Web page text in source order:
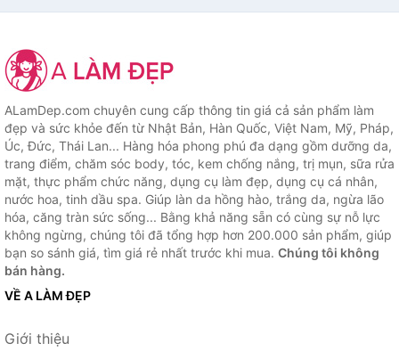
ALamDep.com chuyên cung cấp thông tin giá cả sản phẩm làm
đẹp và sức khỏe đến từ Nhật Bản, Hàn Quốc, Việt Nam, Mỹ, Pháp,
Úc, Đức, Thái Lan... Hàng hóa phong phú đa dạng gồm dưỡng da,
trang điểm, chăm sóc body, tóc, kem chống nắng, trị mụn, sữa rửa
mặt, thực phẩm chức năng, dụng cụ làm đẹp, dụng cụ cá nhân,
nước hoa, tinh dầu spa. Giúp làn da hồng hào, trắng da, ngừa lão
hóa, căng tràn sức sống... Bằng khả năng sẵn có cùng sự nỗ lực
không ngừng, chúng tôi đã tổng hợp hơn 200.000 sản phẩm, giúp
bạn so sánh giá, tìm giá rẻ nhất trước khi mua. Chúng tôi không
bán hàng.
VỀ A LÀM ĐẸP
Giới thiệu